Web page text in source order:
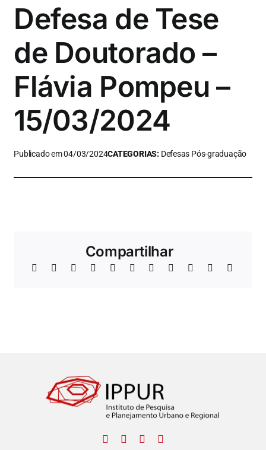
Defesa de Tese
de Doutorado –
Flávia Pompeu –
15/03/2024
Publicado em 04/03/2024CATEGORIAS: Defesas Pós-graduação
Compartilhar